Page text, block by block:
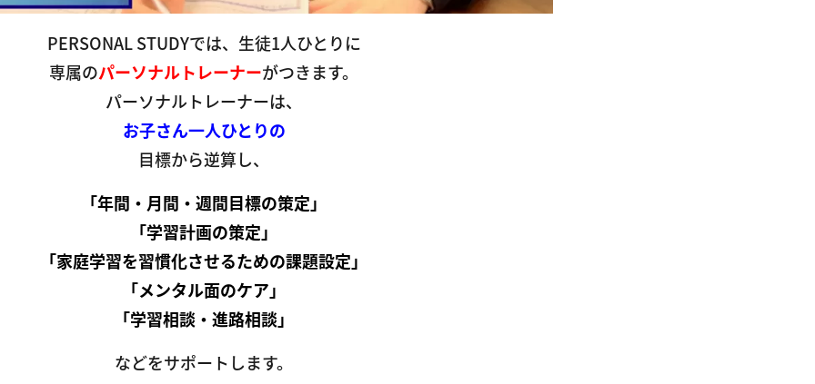
PERSONAL STUDYでは、生徒1人ひとりに
専属のパーソナルトレーナーがつきます。
パーソナルトレーナーは、
お子さん一人ひとりの
目標から逆算し、
「年間・月間・週間目標の策定」
「学習計画の策定」
「家庭学習を習慣化させるための課題設定」
「メンタル面のケア」
「学習相談・進路相談」
などをサポートします。